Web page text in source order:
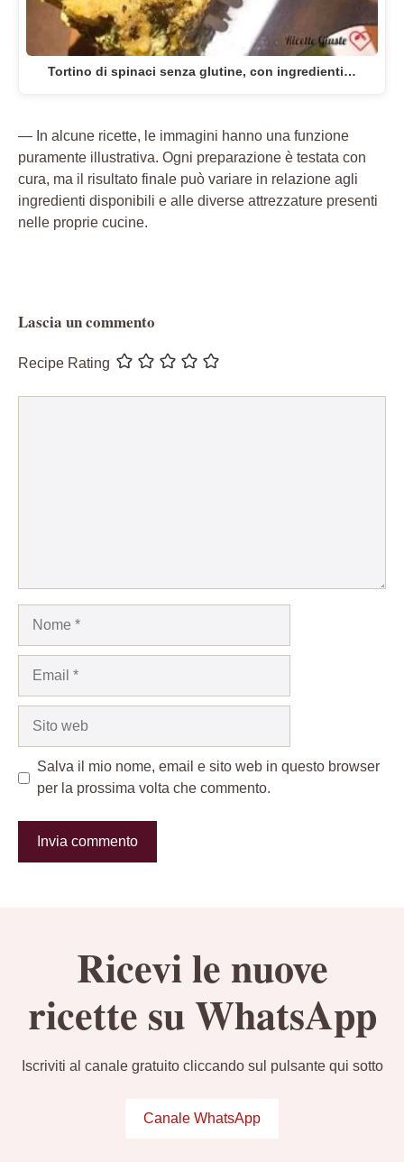
Tortino di spinaci senza glutine, con ingredienti…
— In alcune ricette, le immagini hanno una funzione
puramente illustrativa. Ogni preparazione è testata con
cura, ma il risultato finale può variare in relazione agli
ingredienti disponibili e alle diverse attrezzature presenti
nelle proprie cucine.
Lascia un commento
Recipe Rating
Salva il mio nome, email e sito web in questo browser
per la prossima volta che commento.
Ricevi le nuove
ricette su WhatsApp
Iscriviti al canale gratuito cliccando sul pulsante qui sotto
Canale WhatsApp